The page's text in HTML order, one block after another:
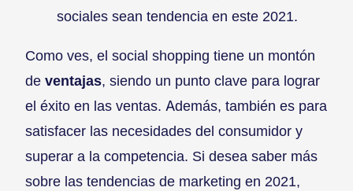
sociales sean tendencia en este 2021.
Como ves, el social shopping tiene un montón
de ventajas, siendo un punto clave para lograr
el éxito en las ventas. Además, también es para
satisfacer las necesidades del consumidor y
superar a la competencia. Si desea saber más
sobre las tendencias de marketing en 2021,